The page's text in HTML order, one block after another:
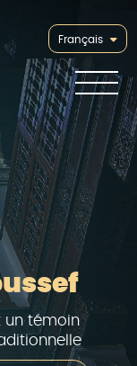
Français
un témoin